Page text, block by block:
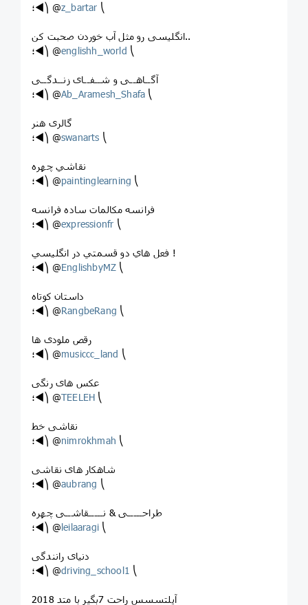
؛◄⎞ @z_bartar ⎝
انگلیسی رو مثل آب خوردن صحبت کن..
؛◄⎞ @englishh_world ⎝
آگــاهــی و شــفــای زنــدگــی
؛◄⎞ @Ab_Aramesh_Shafa ⎝
گالری هنر
؛◄⎞ @swanarts ⎝
نقاشي چهره
؛◄⎞ @paintinglearning ⎝
فرانسه مکالمات ساده فرانسه
؛◄⎞ @expressionfr ⎝
فعل هاي دو قسمتي در انگليسي !
؛◄⎞ @EnglishbyMZ ⎝
داستان کوتاه
؛◄⎞ @RangbeRang ⎝
رقص ملودی ها
؛◄⎞ @musiccc_land ⎝
عکس های رنگی
؛◄⎞ @TEELEH ⎝
نقاشی خط
؛◄⎞ @nimrokhmah ⎝
شاهکار های نقاشی
؛◄⎞ @aubrang ⎝
طراحـــــی & نـــــقاشــی چهره
؛◄⎞ @leilaaragi ⎝
دنیای رانندگی
؛◄⎞ @driving_school1 ⎝
آیلتسسس راحت 7بگير با متد 2018